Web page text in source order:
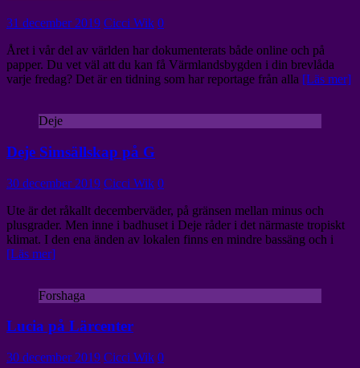
31 december 2019 Cicci Wik 0
Året i vår del av världen har dokumenterats både online och på
papper. Du vet väl att du kan få Värmlandsbygden i din brevlåda
varje fredag? Det är en tidning som har reportage från alla [Läs mer]
Deje
Deje Simsällskap på G
30 december 2019 Cicci Wik 0
Ute är det råkallt decemberväder, på gränsen mellan minus och
plusgrader. Men inne i badhuset i Deje råder i det närmaste tropiskt
klimat. I den ena änden av lokalen finns en mindre bassäng och i
[Läs mer]
Forshaga
Lucia på Lärcenter
30 december 2019 Cicci Wik 0